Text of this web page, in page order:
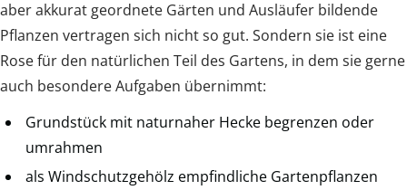
aber akkurat geordnete Gärten und Ausläufer bildende
Pflanzen vertragen sich nicht so gut. Sondern sie ist eine
Rose für den natürlichen Teil des Gartens, in dem sie gerne
auch besondere Aufgaben übernimmt:
Grundstück mit naturnaher Hecke begrenzen oder
umrahmen
als Windschutzgehölz empfindliche Gartenpflanzen